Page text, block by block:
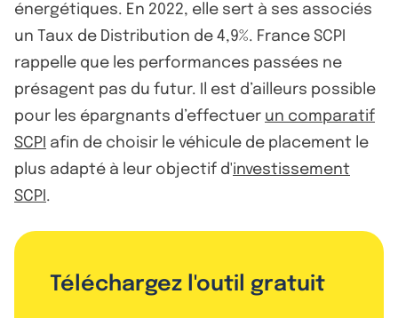
énergétiques. En 2022, elle sert à ses associés
un Taux de Distribution de 4,9%. France SCPI
rappelle que les performances passées ne
présagent pas du futur. Il est d’ailleurs possible
pour les épargnants d’effectuer un comparatif
SCPI afin de choisir le véhicule de placement le
plus adapté à leur objectif d'investissement
SCPI .
Téléchargez l'outil gratuit